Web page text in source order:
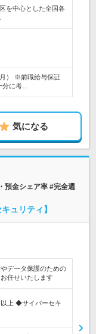
を中心とした全国各
） ※前職給与保証
分に考…
気になる
預金シェア率 #完全週
ュリティ】
データ保護のための
任せいたします
以上 ◆サイバーセキ